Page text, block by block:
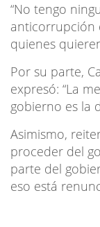
“No tengo
anticorrupción
quienes
Por su parte,
expresó: “La
gobierno es la
Asimismo,
proceder del
parte del
eso está